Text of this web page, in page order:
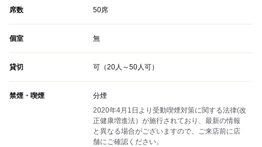
席数 50席
個室 無
貸切 可（20人～50人可）
禁煙・喫煙
分煙
2020年4月1日より受動喫煙対策に関する法律(改
正健康増進法）が施行されており、最新の情報
と異なる場合がございますので、ご来店前に店
舗にご確認ください。